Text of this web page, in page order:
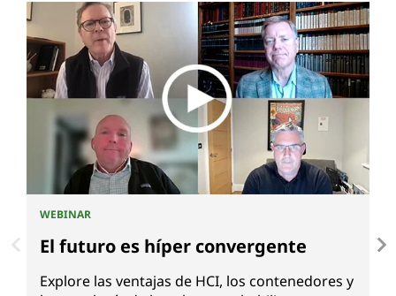
WEBINAR
El futuro es híper convergente
Explore las ventajas de HCI, los contenedores y